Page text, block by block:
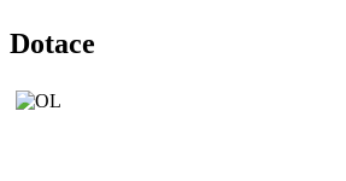
Dotace